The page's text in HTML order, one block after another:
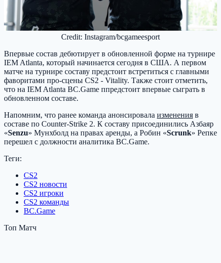
Credit: Instagram/bcgameesport
Впервые состав дебютирует в обновленной форме на турнире
IEM Atlanta, который начинается сегодня в США. А первом
матче на турнире составу предстоит встретиться с главными
фаворитами про-сцены CS2 - Vitality. Также стоит отметить,
что на IEM Atlanta BC.Game ппредстоит впервые сыграть в
обновленном составе.
Напомним, что ранее команда анонсировала изменения в
составе по Counter-Strike 2. К составу присоединились Азбаяр
«Senzu» Мунхболд на правах аренды, а Робин «Scrunk» Репке
перешел с должности аналитика BC.Game.
Теги:
CS2
CS2 новости
CS2 игроки
CS2 команды
BC.Game
Топ Матч